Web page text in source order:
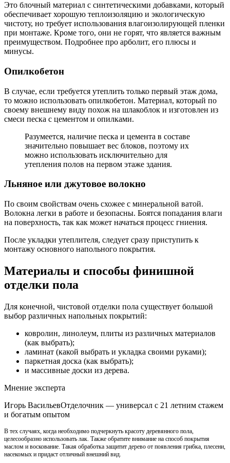
Это блочный материал с синтетическими добавками, который
обеспечивает хорошую теплоизоляцию и экологическую
чистоту, но требует использования влагоизолирующей пленки
при монтаже. Кроме того, они не горят, что является важным
преимуществом. Подробнее про арболит, его плюсы и
минусы.
Опилкобетон
В случае, если требуется утеплить только первый этаж дома,
то можно использовать опилкобетон. Материал, который по
своему внешнему виду похож на шлакоблок и изготовлен из
смеси песка с цементом и опилками.
Разумеется, наличие песка и цемента в составе
значительно повышает вес блоков, поэтому их
можно использовать исключительно для
утепления полов на первом этаже здания.
Льняное или джутовое волокно
По своим свойствам очень схожее с минеральной ватой.
Волокна легки в работе и безопасны. Боятся попадания влаги
на поверхность, так как может начаться процесс гниения.
После укладки утеплителя, следует сразу приступить к
монтажу основного напольного покрытия.
Материалы и способы финишной
отделки пола
Для конечной, чистовой отделки пола существует большой
выбор различных напольных покрытий:
ковролин, линолеум, плиты из различных материалов
(как выбрать);
ламинат (какой выбрать и укладка своими руками);
паркетная доска (как выбрать);
и массивные доски из дерева.
Мнение эксперта
Игорь ВасильевОтделочник — универсал с 21 летним стажем
и богатым опытом
В тех случаях, когда необходимо подчеркнуть красоту деревянного пола,
целесообразно использовать лак. Также обратите внимание на способ покрытия
маслом и воскование. Такая обработка защитит дерево от появления грибка, плесени,
насекомых и придаст отличный внешний вид.